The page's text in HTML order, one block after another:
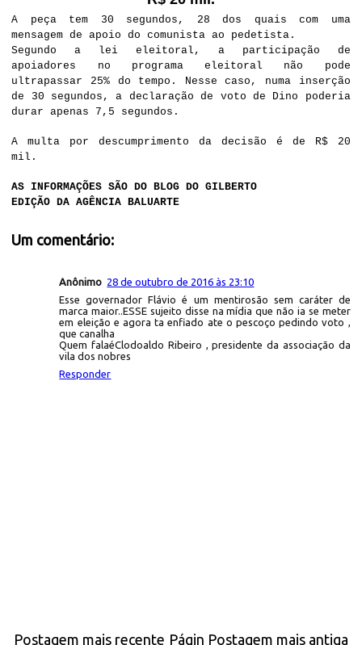
A peça tem 30 segundos, 28 dos quais com uma
mensagem de apoio do comunista ao pedetista.
Segundo a lei eleitoral, a participação de
apoiadores no programa eleitoral não pode
ultrapassar 25% do tempo. Nesse caso, numa inserção
de 30 segundos, a declaração de voto de Dino poderia
durar apenas 7,5 segundos.
A multa por descumprimento da decisão é de R$ 20
mil.
AS INFORMAÇÕES SÃO DO BLOG DO GILBERTO
EDIÇÃO DA AGÊNCIA BALUARTE
Um comentário:
Anônimo 28 de outubro de 2016 às 23:10
Esse governador Flávio é um mentirosão sem caráter de
marca maior..ESSE sujeito disse na mídia que não ia se meter
em eleição e agora ta enfiado ate o pescoço pedindo voto ,
que canalha
Quem falaéClodoaldo Ribeiro , presidente da associação da
vila dos nobres
Responder
Postagem mais recente Postagem mais antiga
Págin